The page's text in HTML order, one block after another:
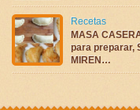
Recetas
MASA
para preparar,
MIREN…